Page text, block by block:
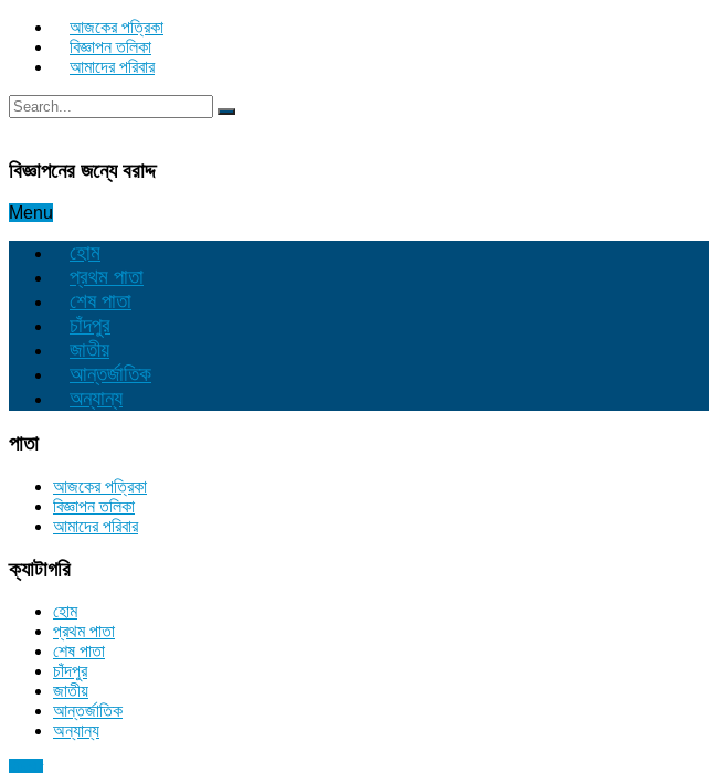
আজকের পত্রিকা
বিজ্ঞাপন তলিকা
আমাদের পরিবার
বিজ্ঞাপনের জন্যে বরাদ্দ
Menu
হোম
প্রথম পাতা
শেষ পাতা
চাঁদপুর
জাতীয়
আন্তর্জাতিক
অন্যান্য
পাতা
আজকের পত্রিকা
বিজ্ঞাপন তলিকা
আমাদের পরিবার
ক্যাটাগরি
হোম
প্রথম পাতা
শেষ পাতা
চাঁদপুর
জাতীয়
আন্তর্জাতিক
অন্যান্য